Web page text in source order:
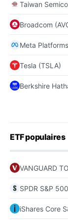
Taiwan
Broadcom
Meta
Tesla (TSLA)
Berkshire
ETF populaires
VANGUARD
SPDR S&P
iShares Core